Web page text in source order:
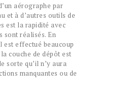
aérographe par
et à d’autres outils de
est la rapidité avec
sont réalisés. En
est effectué beaucoup
couche de dépôt est
sorte qu’il n’y aura
manquantes ou de